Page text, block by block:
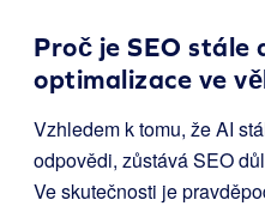
Proč je SEO stále
optimalizace ve
Vzhledem k tomu, že AI
odpovědi, zůstává SEO
Ve skutečnosti je